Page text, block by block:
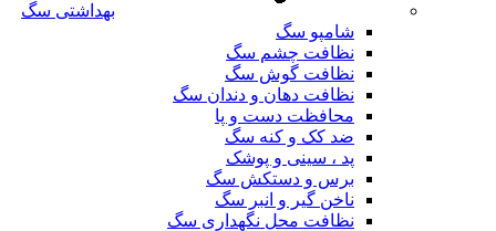
بهداشتی سگ
شامپو سگ
نظافت چشم سگ
نظافت گوش سگ
نظافت دهان و دندان سگ
محافظت دست و پا
ضد کک و کنه سگ
پد ، سینی و پوشک
برس و دستکش سگ
ناخن گیر و انبر سگ
نظافت محل نگهداری سگ